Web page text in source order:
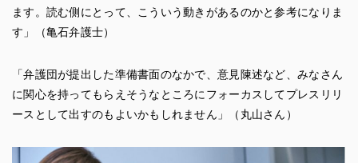
ます。読む側にとって、こういう動きがあるのかと参考になりま
す」（亀石弁護士）
「弁護団が提出した準備書面のなかで、意見陳述など、みなさん
に関心を持ってもらえそうなところにフォーカスしてプレスリリ
ースとして出すのもよいかもしれません」（丸山さん）